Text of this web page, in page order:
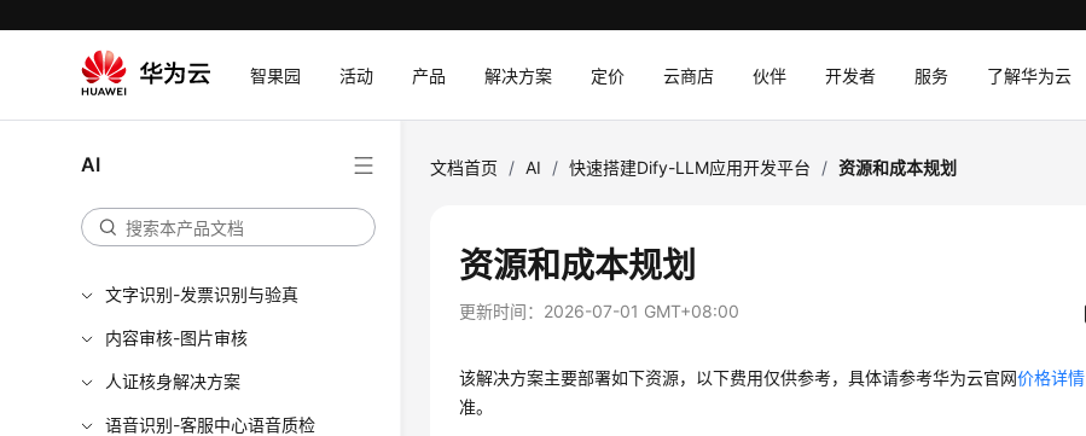
智果园 活动 产品 解决方案 定价 云商店 伙伴 开发者 服务 了解华为云
AI
文字识别-发票识别与验真
内容审核-图片审核
人证核身解决方案
语音识别-客服中心语音质检
文档首页 / AI / 快速搭建Dify-LLM应用开发平台 / 资源和成本规划
资源和成本规划
更新时间： 2026-07-01 GMT+08:00
该解决方案主要部署如下资源，以下费用仅供参考，具体请参考华为云官网价格详情
准。